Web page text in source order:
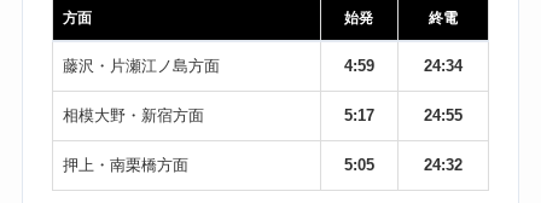
方面 始発 終電
藤沢・片瀬江ノ島方面 4:59 24:34
相模大野・新宿方面 5:17 24:55
押上・南栗橋方面 5:05 24:32